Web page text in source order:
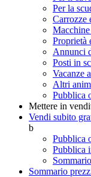
Per la
Carrozze
Proprietà
Annunci
Posti in
Vacanze
Altri
Pubblica
Mettere in
Vendi subito
b
Pubblica
Pubblica
Sommario